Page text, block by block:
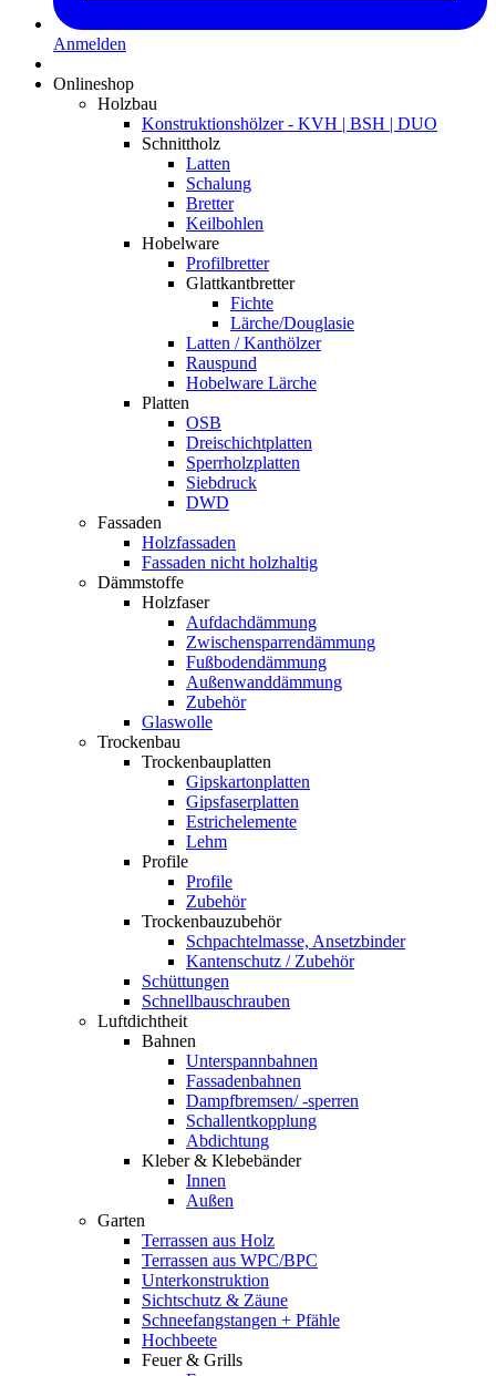
Anmelden
Onlineshop
Holzbau
Konstruktionshölzer - KVH | BSH | DUO
Schnittholz
Latten
Schalung
Bretter
Keilbohlen
Hobelware
Profilbretter
Glattkantbretter
Fichte
Lärche/Douglasie
Latten / Kanthölzer
Rauspund
Hobelware Lärche
Platten
OSB
Dreischichtplatten
Sperrholzplatten
Siebdruck
DWD
Fassaden
Holzfassaden
Fassaden nicht holzhaltig
Dämmstoffe
Holzfaser
Aufdachdämmung
Zwischensparrendämmung
Fußbodendämmung
Außenwanddämmung
Zubehör
Glaswolle
Trockenbau
Trockenbauplatten
Gipskartonplatten
Gipsfaserplatten
Estrichelemente
Lehm
Profile
Profile
Zubehör
Trockenbauzubehör
Schpachtelmasse, Ansetzbinder
Kantenschutz / Zubehör
Schüttungen
Schnellbauschrauben
Luftdichtheit
Bahnen
Unterspannbahnen
Fassadenbahnen
Dampfbremsen/ -sperren
Schallentkopplung
Abdichtung
Kleber & Klebebänder
Innen
Außen
Garten
Terrassen aus Holz
Terrassen aus WPC/BPC
Unterkonstruktion
Sichtschutz & Zäune
Schneefangstangen + Pfähle
Hochbeete
Feuer & Grills